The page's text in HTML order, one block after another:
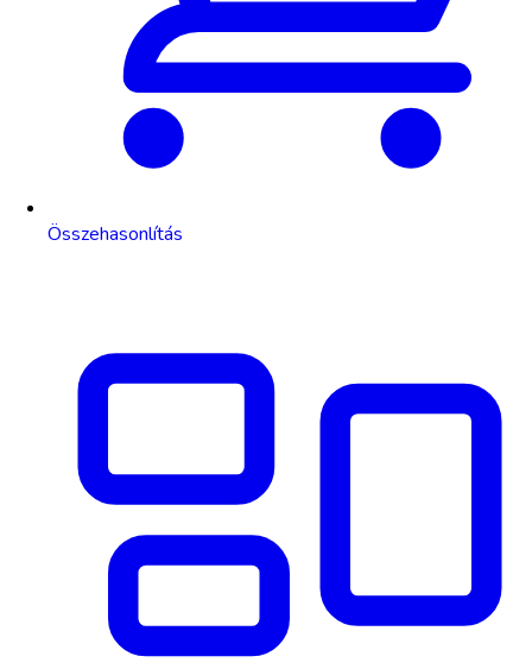
Összehasonlítás